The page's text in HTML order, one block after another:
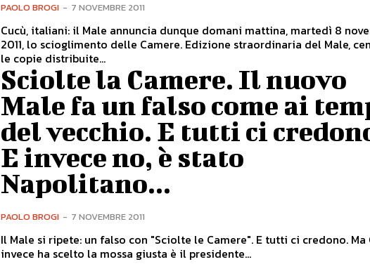
PAOLO BROGI - 7 NOVEMBRE 2011
Cucù, italiani: il Male annuncia dunque domani mattina, martedì 8
2011, lo scioglimento delle Camere. Edizione straordinaria del Male,
le copie distribuite...
Sciolte la Camere. Il nuovo
Male fa un falso come ai
del vecchio. E tutti ci
E invece no, è stato
Napolitano...
PAOLO BROGI - 7 NOVEMBRE 2011
Il Male si ripete: un falso con "Sciolte le Camere". E tutti ci credono. Ma Chi
invece ha scelto la mossa giusta è il presidente...